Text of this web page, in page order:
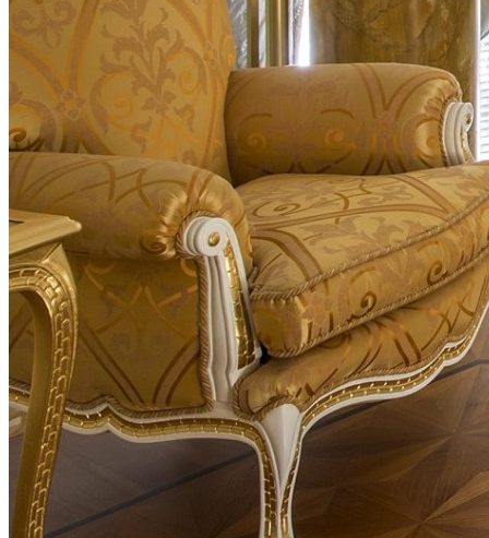
关于我们
公司简介
企业数据
发展历程
环保实力
科技实力